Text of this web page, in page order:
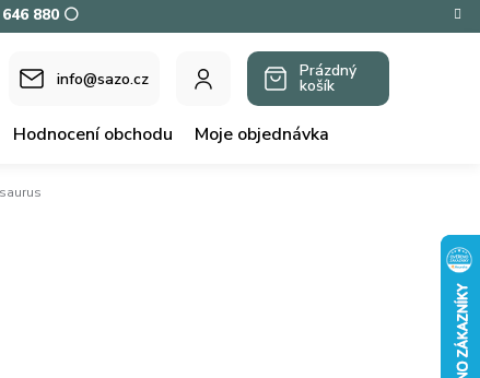
880 ⚪
info@sazo.cz
NÁKUPNÍ
Prázdný
košík
Hodnocení obchodu Moje objednávka